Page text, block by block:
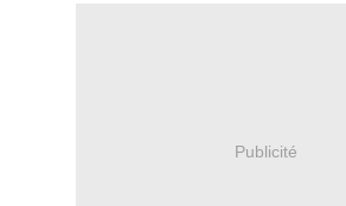
Publicité